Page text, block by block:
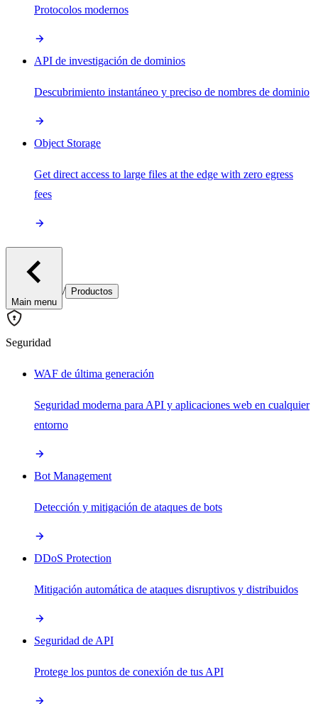
Protocolos modernos
API de investigación de dominios
Descubrimiento instantáneo y preciso de nombres de dominio
Object Storage
Get direct access to large files at the edge with zero egress
fees
Main menu
/ Productos
Seguridad
WAF de última generación
Seguridad moderna para API y aplicaciones web en cualquier
entorno
Bot Management
Detección y mitigación de ataques de bots
DDoS Protection
Mitigación automática de ataques disruptivos y distribuidos
Seguridad de API
Protege los puntos de conexión de tus API